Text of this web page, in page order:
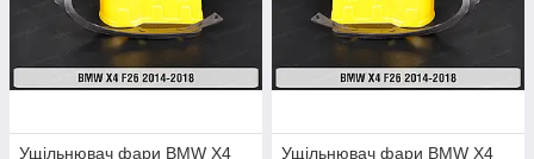
Ущільнювач фари BMW X4
Ущільнювач фари BMW X4